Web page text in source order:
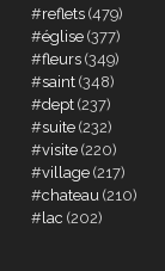
reflets (479)
église (377)
fleurs (349)
saint (348)
dept (237)
suite (232)
visite (220)
village (217)
chateau (210)
lac (202)